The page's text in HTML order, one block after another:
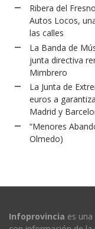
Ribera del
Autos Locos,
las calles
La Banda de
junta directiva
Mimbrero
La Junta de
euros a
Madrid y
“Menores
Olmedo)
Infoprovincia es